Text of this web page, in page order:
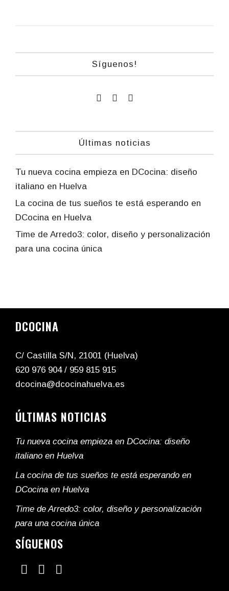
Síguenos!
Últimas noticias
Tu nueva cocina empieza en DCocina: diseño
italiano en Huelva
La cocina de tus sueños te está esperando en
DCocina en Huelva
Time de Arredo3: color, diseño y personalización
para una cocina única
DCOCINA
C/ Castilla S/N, 21001 (Huelva)
620 976 904/ 959 815 915
dcocina@dcocinahuelva.es
ÚLTIMAS NOTICIAS
Tu nueva cocina empieza en DCocina: diseño
italiano en Huelva
La cocina de tus sueños te está esperando en
DCocina en Huelva
Time de Arredo3: color, diseño y personalización
para una cocina única
SÍGUENOS